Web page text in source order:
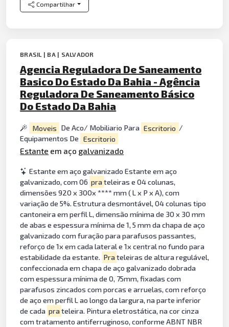
Compartilhar
BRASIL | BA | SALVADOR
Agencia Reguladora De Saneamento
Basico Do Estado Da Bahia - Agência
Reguladora De Saneamento Básico
Do Estado Da Bahia
Moveis De Aco/ Mobiliario Para Escritorio /
Equipamentos De Escritorio
Estante em aço galvanizado
Estante em aço galvanizado Estante em aço
galvanizado, com 06 prateleiras e 04 colunas,
dimensões 920 x 300x **** mm ( L x P x A), com
variação de 5%. Estrutura desmontável, 04 colunas tipo
cantoneira em perfil L, dimensão mínima de 30 x 30 mm
de abas e espessura mínima de 1, 5 mm da chapa de aço
galvanizado com furação para parafusos passantes,
reforço de 1x em cada lateral e 1x central no fundo para
estabilidade da estante. Prateleiras de altura regulável,
confeccionada em chapa de aço galvanizado dobrada
com espessura mínima de 0, 75mm, fixadas com
parafusos zincados com porcas e arruelas, com reforço
de aço em perfil L ao longo da largura, na parte inferior
de cada prateleira. Pintura eletrostática, na cor cinza
com tratamento antiferruginoso, conforme ABNT NBR